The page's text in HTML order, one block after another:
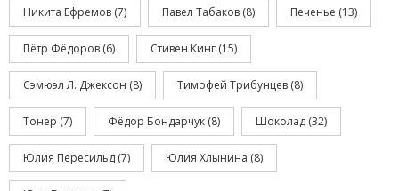
Никита Ефремов (7) Павел Табаков (8) Печенье (13)
Пётр Фёдоров (6) Стивен Кинг (15)
Сэмюэл Л. Джексон (8) Тимофей Трибунцев (8)
Тонер (7) Фёдор Бондарчук (8) Шоколад (32)
Юлия Пересильд (7) Юлия Хлынина (8)